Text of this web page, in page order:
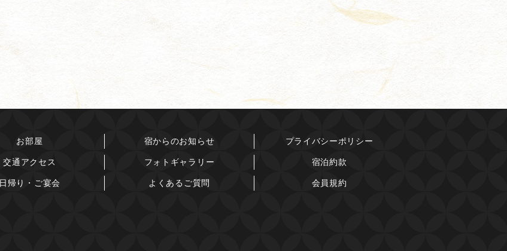
お部屋
交通アクセス
日帰り・ご宴会
宿からのお知らせ
フォトギャラリー
よくあるご質問
プライバシーポリシー
宿泊約款
会員規約